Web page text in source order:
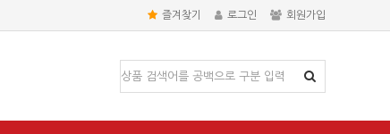
즐겨찾기 로그인 회원가입